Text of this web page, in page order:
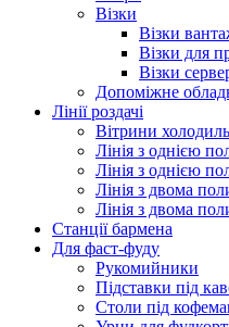
Візки
Візки
Візки для
Візки
Допоміжне
Лінії роздачі
Вітрини
Лінія з однією
Лінія з однією
Лінія з двома
Лінія з двома
Станції бармена
Для фаст-фуду
Рукомийники
Підставки під
Столи під